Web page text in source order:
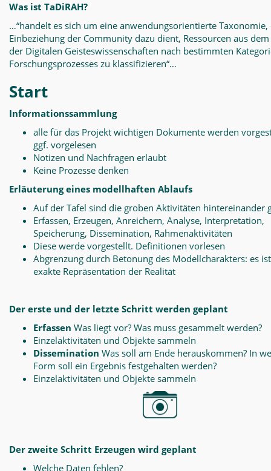
Was ist TaDiRAH?
…“handelt es sich um eine anwendungsorientierte
Einbeziehung der Community dazu dient, Ressourcen aus
der Digitalen Geisteswissenschaften nach bestimmten
Forschungsprozesses zu klassifizieren“…
Start
Informationssammlung
alle für das Projekt wichtigen Dokumente werden
ggf. vorgelesen
Notizen und Nachfragen erlaubt
Keine Prozesse denken
Erläuterung eines modellhaften Ablaufs
Auf der Tafel sind die groben Aktivitäten hintereinander
Erfassen, Erzeugen, Anreichern, Analyse, Interpretation,
Speicherung, Dissemination, Rahmenaktivitäten
Diese werde vorgestellt. Definitionen vorlesen
Abgrenzung durch Betonung des Modellcharakters: es
exakte Repräsentation der Realität
Der erste und der letzte Schritt werden geplant
Erfassen Was liegt vor? Was muss gesammelt werden?
Einzelaktivitäten und Objekte sammeln
Dissemination Was soll am Ende herauskommen? In
Form soll ein Ergebnis festgehalten werden?
Einzelaktivitäten und Objekte sammeln
Der zweite Schritt Erzeugen wird geplant
Welche Daten fehlen?